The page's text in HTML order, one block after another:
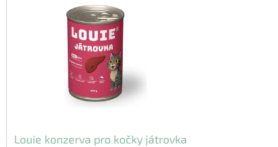
Louie konzerva pro kočky játrovka